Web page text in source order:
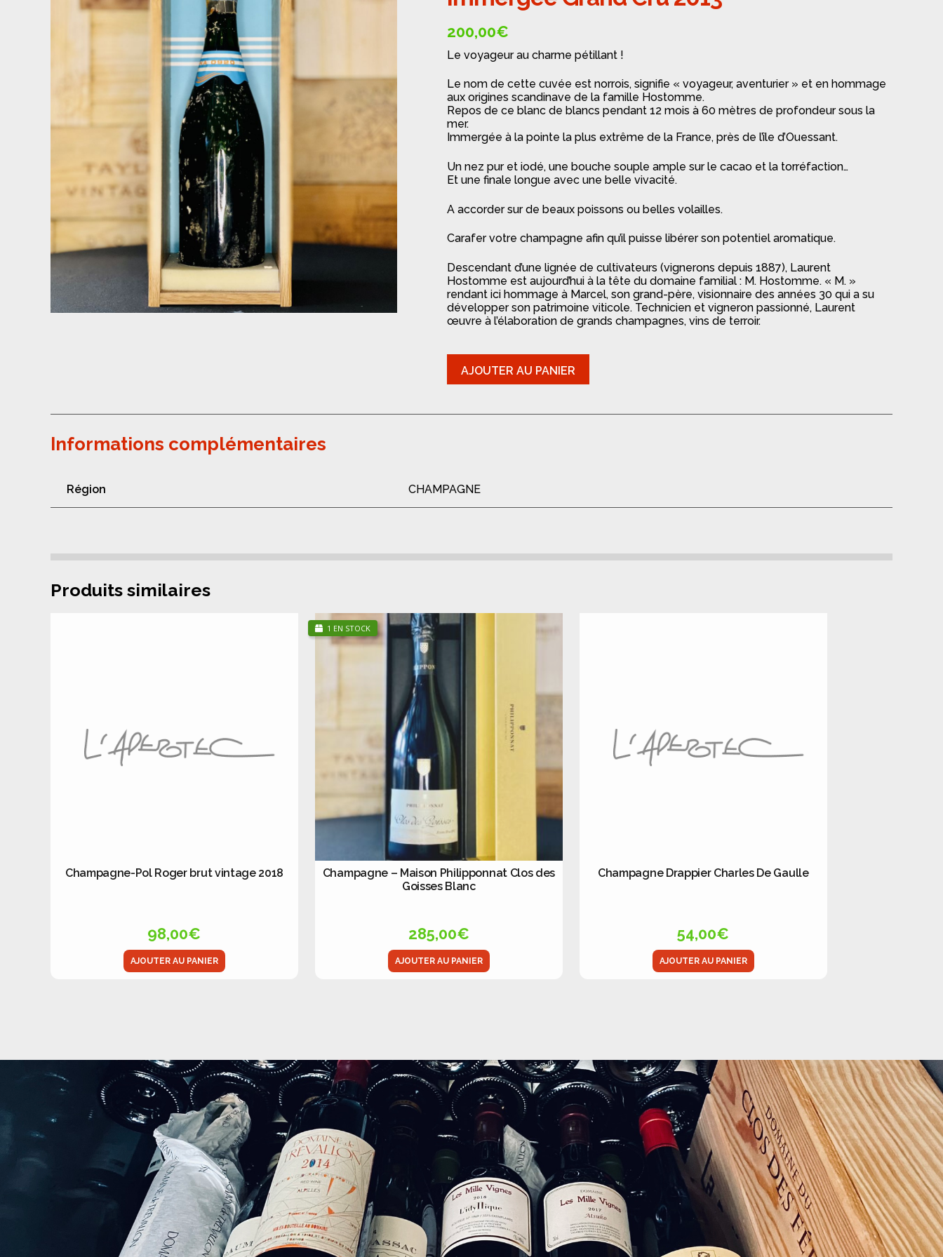
200,00€
Le voyageur au charme pétillant !
Le nom de cette cuvée est norrois, signifie « voyageur, aventurier » et en hommage
aux origines scandinave de la famille Hostomme.
Repos de ce blanc de blancs pendant 12 mois à 60 mètres de profondeur sous la
mer.
Immergée à la pointe la plus extrême de la France, près de l’île d’Ouessant.
Un nez pur et iodé, une bouche souple ample sur le cacao et la torréfaction…
Et une finale longue avec une belle vivacité.
A accorder sur de beaux poissons ou belles volailles.
Carafer votre champagne afin qu’il puisse libérer son potentiel aromatique.
Descendant d’une lignée de cultivateurs (vignerons depuis 1887), Laurent
Hostomme est aujourd’hui à la tête du domaine familial : M. Hostomme. « M. »
rendant ici hommage à Marcel, son grand-père, visionnaire des années 30 qui a su
développer son patrimoine viticole. Technicien et vigneron passionné, Laurent
œuvre à l’élaboration de grands champagnes, vins de terroir.
Champagne
M.
2013
AJOUTER AU PANIER
Informations complémentaires
Région CHAMPAGNE
Produits similaires
Champagne-Pol Roger brut vintage 2018
98,00€
AJOUTER AU PANIER
Champagne – Maison Philipponnat Clos des
Goisses Blanc
285,00€
AJOUTER AU PANIER
1 EN STOCK
Champagne Drappier Charles De Gaulle
54,00€
AJOUTER AU PANIER